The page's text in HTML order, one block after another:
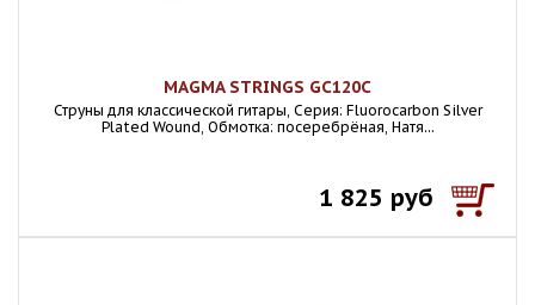
MAGMA STRINGS GC120C
Струны для классической гитары, Серия: Fluorocarbon Silver
Plated Wound, Обмотка: посеребрёная, Натя...
1 825 руб